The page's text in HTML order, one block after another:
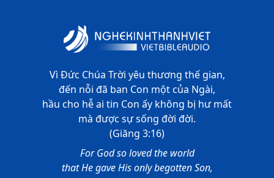
Vì Đức Chúa Trời yêu thương thế gian,
đến nỗi đã ban Con một của Ngài,
hầu cho hễ ai tin Con ấy không bị hư mất
mà được sự sống đời đời.
(Giăng 3:16)
For God so loved the world
that He gave His only begotten Son,